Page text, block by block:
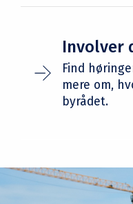
Involver
Find
mere om,
byrådet.